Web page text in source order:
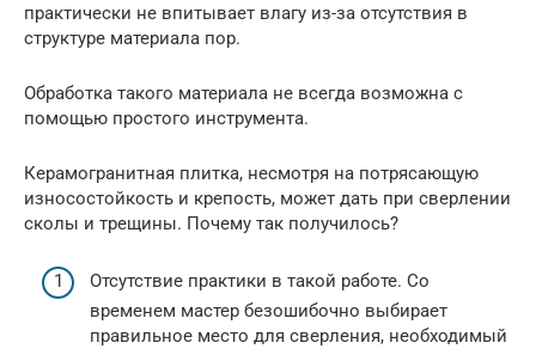
практически не впитывает влагу из-за отсутствия в
структуре материала пор.
Обработка такого материала не всегда возможна с
помощью простого инструмента.
Керамогранитная плитка, несмотря на потрясающую
износостойкость и крепость, может дать при сверлении
сколы и трещины. Почему так получилось?
Отсутствие практики в такой работе. Со
временем мастер безошибочно выбирает
правильное место для сверления, необходимый